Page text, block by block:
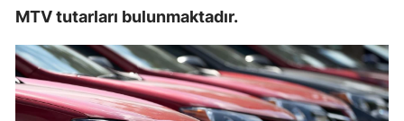
MTV tutarları bulunmaktadır.